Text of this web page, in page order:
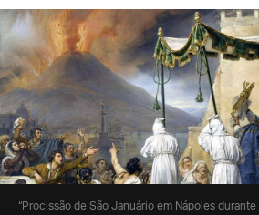
“Procissão de São Januário em Nápoles durante